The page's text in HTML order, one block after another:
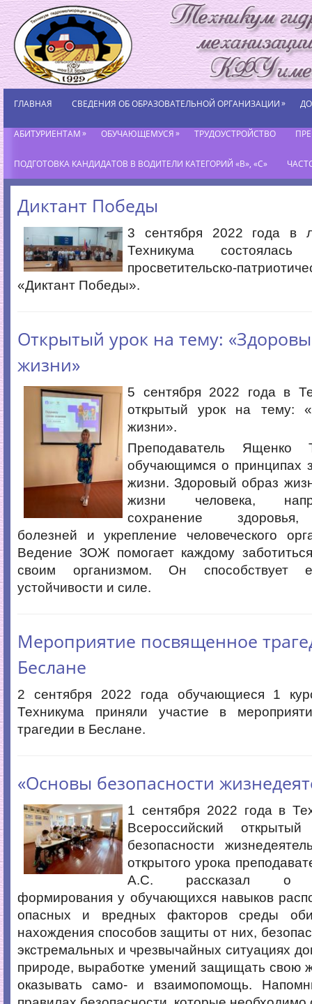
ГЛАВНАЯ СВЕДЕНИЯ ОБ ОБРАЗОВАТЕЛЬНОЙ ОРГАНИЗАЦИИ»
АБИТУРИЕНТАМ» ОБУЧАЮЩЕМУСЯ» ТРУДОУСТРОЙСТВО
ПОДГОТОВКА КАНДИДАТОВ В ВОДИТЕЛИ КАТЕГОРИЙ «В», «С»
Диктант Победы
3 сентября 2022 года в
Техникума состоялась
просветительско-
«Диктант Победы».
Открытый урок на тему:
жизни»
5 сентября 2022 года в
открытый урок на тему:
жизни».
Преподаватель Ященко
обучающимся о принципах
жизни. Здоровый образ
жизни человека,
сохранение здоровья,
болезней и укрепление человеческого
Ведение ЗОЖ помогает каждому
своим организмом. Он способствует
устойчивости и силе.
Мероприятие посвященное
Беслане
2 сентября 2022 года обучающиеся 1
Техникума приняли участие в
трагедии в Беслане.
«Основы безопасности
1 сентября 2022 года в
Всероссийский
безопасности
открытого урока
А.С. рассказал о
формирования у обучающихся навыков
опасных и вредных факторов среды
нахождения способов защиты от них,
экстремальных и чрезвычайных ситуациях
природе, выработке умений защищать свою
оказывать само- и взаимопомощь.